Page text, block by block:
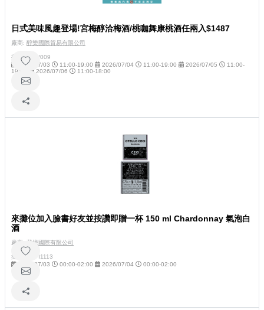
日式美味風趣登場!宮梅醇洽梅酒/桃咖舞康桃酒任兩入$1487
廠商: 醇樂國際貿易有限公司
攤位號碼:
I009
2026/07/03
11:00-19:00 2026/07/04 11:00-19:00 2026/07/05
11:00-
19:00
2026/07/06 11:00-18:00
來攤位加入臉書好友並按讚即贈一杯 150 ml Chardonnay 氣泡白
酒
廠商: 藏憶國際有限公司
攤位號碼:
I1113
2026/07/03
00:00-02:00 2026/07/04 00:00-02:00